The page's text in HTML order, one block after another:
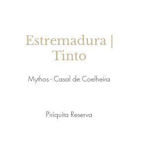
Estremadura |
Tinto
Mythos - Casal de Coelheira
Piriquita Reserva